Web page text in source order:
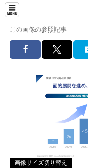
この画像の参照記事
画像サイズ切り替え